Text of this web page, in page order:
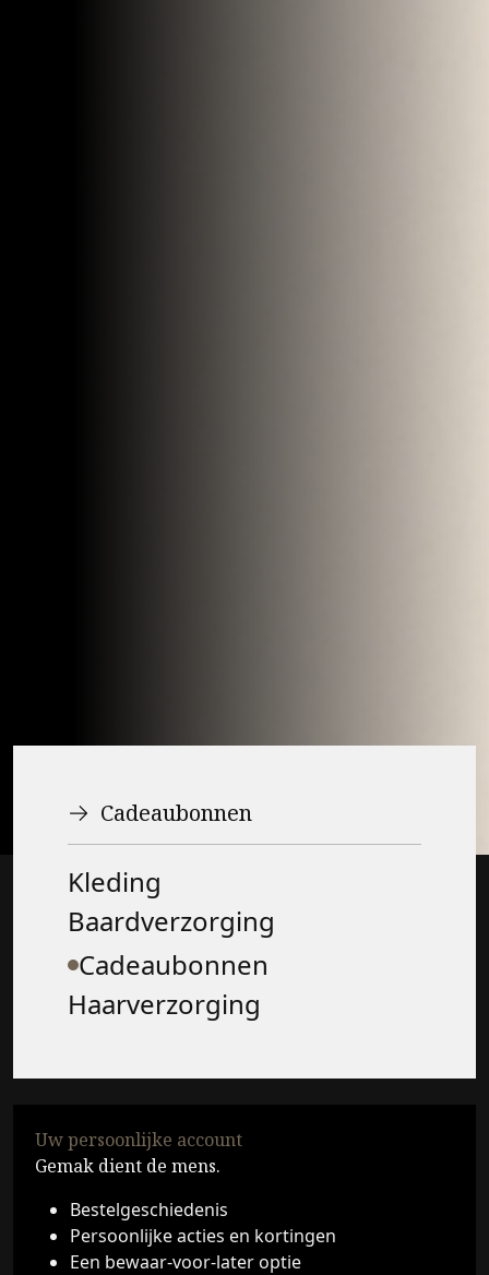
Cadeaubonnen
Kleding
Baardverzorging
Cadeaubonnen
Haarverzorging
Uw persoonlijke account
Gemak dient de mens.
Bestelgeschiedenis
Persoonlijke acties en kortingen
Een bewaar-voor-later optie